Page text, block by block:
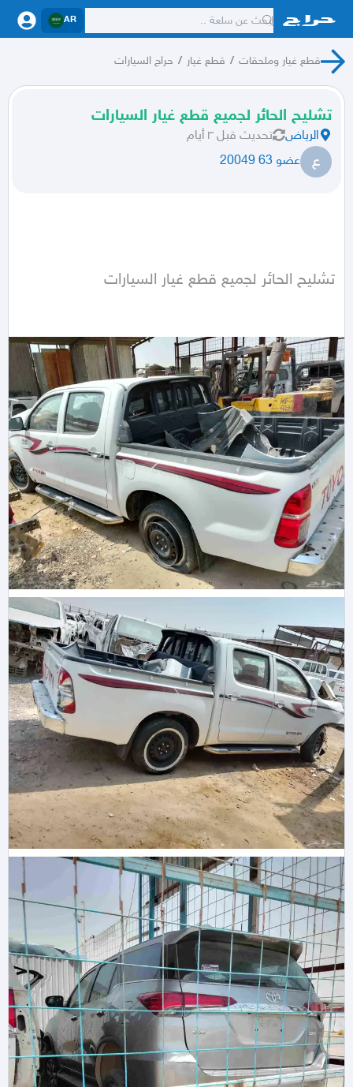
AR
قطع غيار وملحقات / قطع غيار / حراج السيارات
تشليح الحائر لجميع قطع غيار السيارات
الرياض تحديث قبل ٣ أيام
ع عضو 63 20049
تشليح الحائر لجميع قطع غيار السيارات